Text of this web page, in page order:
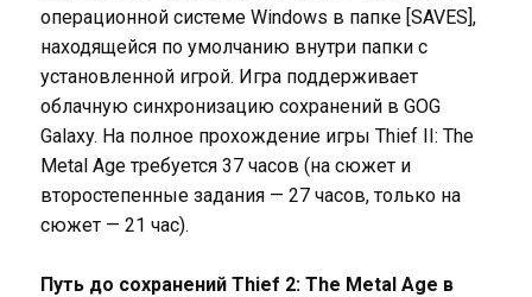
операционной системе Windows в папке [SAVES],
находящейся по умолчанию внутри папки с
установленной игрой. Игра поддерживает
облачную синхронизацию сохранений в GOG
Galaxy. На полное прохождение игры Thief II: The
Metal Age требуется 37 часов (на сюжет и
второстепенные задания — 27 часов, только на
сюжет — 21 час).
Путь до сохранений Thief 2: The Metal Age в